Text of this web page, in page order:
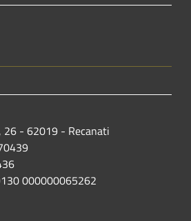
26 - 62019 - Recanati
000000065262